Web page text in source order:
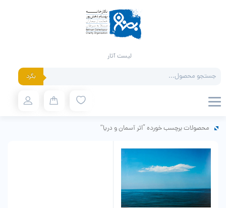
لیست آثار
search بگرد
محصولات برچسب خورده “اثر آسمان و دریا”